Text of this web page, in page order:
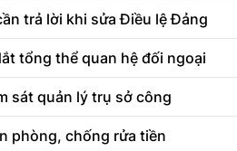
trả lời khi sửa Điều lệ Đảng
tổng thể quan hệ đối ngoại
sát quản lý trụ sở công
phòng, chống rửa tiền